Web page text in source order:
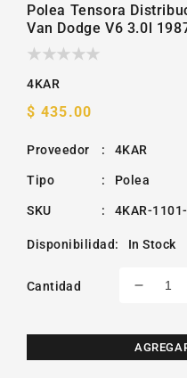
Polea Tensora
Van Dodge V6 3.0l
4KAR
Precio
$ 435.00
Proveedor : 4KAR
Tipo : Polea
SKU : 4KAR-
Disponibilidad: In Stock
Cantidad
Reducir
para
Polea